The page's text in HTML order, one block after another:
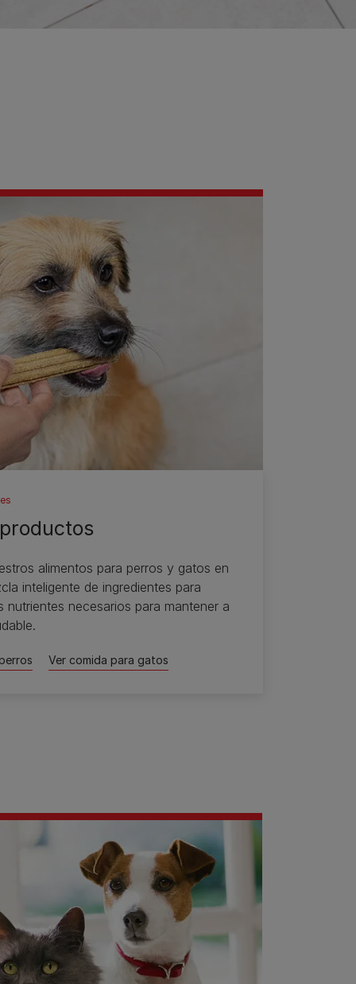
alimentos para perros y gatos en
inteligente de ingredientes para
nutrientes necesarios para mantener a
Ver comida para gatos